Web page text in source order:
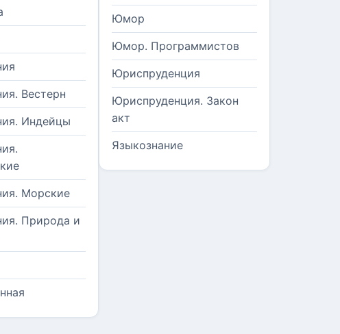
Вестерн
Индейцы
Морские
Природа и
Юмор
Юмор. Программистов
Юриспруденция
Юриспруденция. Закон
акт
Языкознание